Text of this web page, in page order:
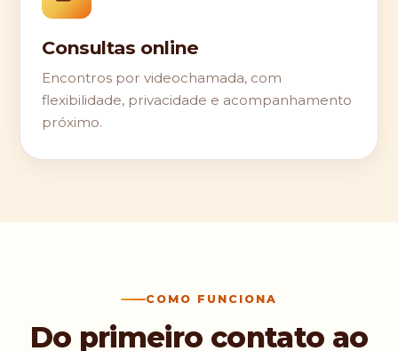
Consultas online
Encontros por videochamada, com
flexibilidade, privacidade e acompanhamento
próximo.
COMO FUNCIONA
Do primeiro contato ao